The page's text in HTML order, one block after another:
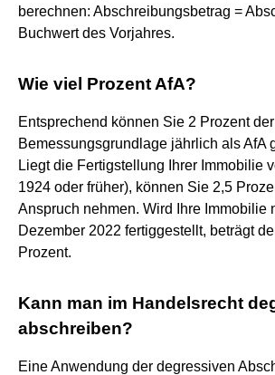
berechnen: Abschreibungsbetrag =
Buchwert des Vorjahres.
Wie viel Prozent AfA?
Entsprechend können Sie 2 Prozent der
Bemessungsgrundlage jährlich als AfA
Liegt die Fertigstellung Ihrer Immobilie
1924 oder früher), können Sie 2,5
Anspruch nehmen. Wird Ihre Immobilie
Dezember 2022 fertiggestellt, beträgt
Prozent.
Kann man im Handelsrecht
abschreiben?
Eine Anwendung der degressiven